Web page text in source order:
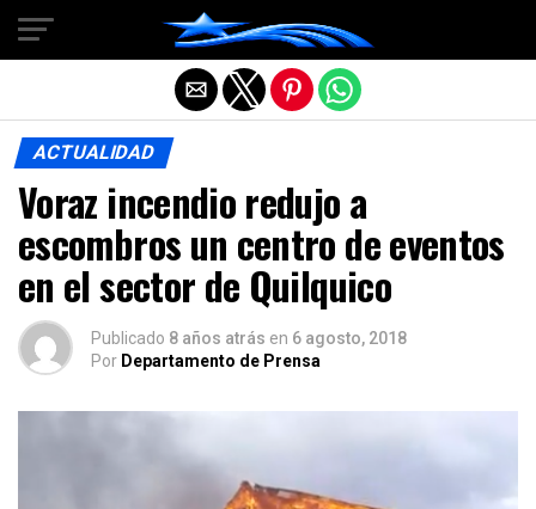
ACTUALIDAD
Voraz incendio redujo a
escombros un centro de eventos
en el sector de Quilquico
Publicado 8 años atrás en 6 agosto, 2018
Por Departamento de Prensa
Salir de la versión móvil